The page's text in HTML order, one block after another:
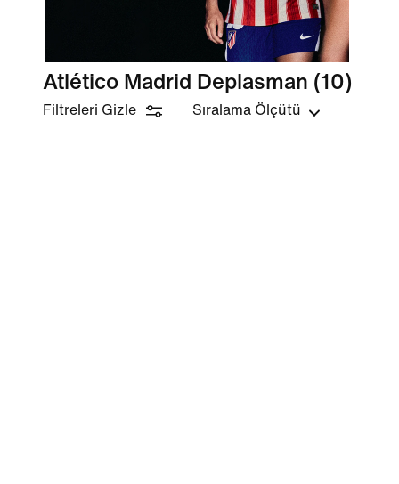
Atlético Madrid Deplasman (10)
Filtreleri Gizle Sıralama Ölçütü